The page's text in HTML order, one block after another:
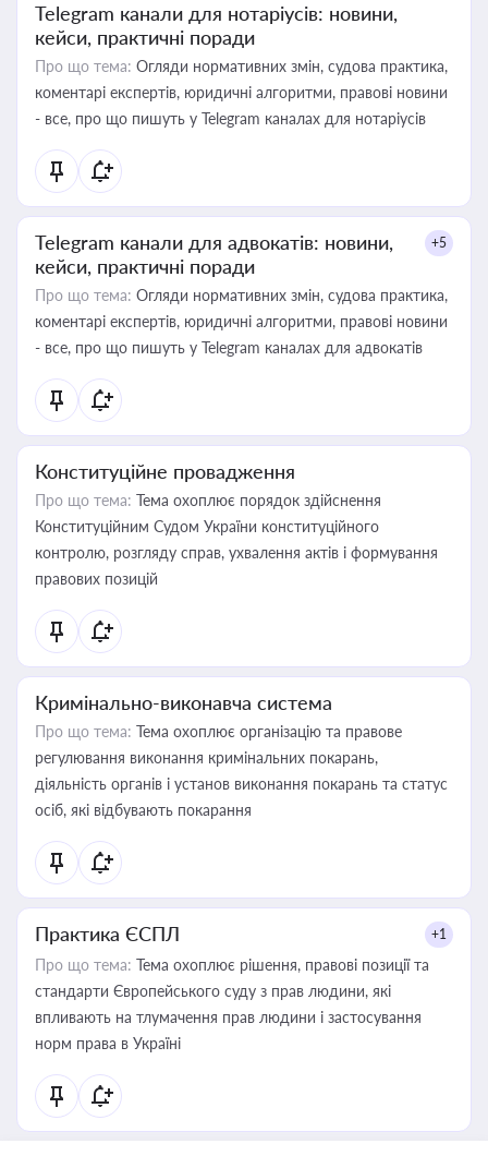
Telegram канали для нотаріусів: новини,
кейси, практичні поради
Про що тема: Огляди нормативних змін, судова практика,
коментарі експертів, юридичні алгоритми, правові новини
- все, про що пишуть у Telegram каналах для нотаріусів
Telegram канали для адвокатів: новини,
кейси, практичні поради
+5
Про що тема: Огляди нормативних змін, судова практика,
коментарі експертів, юридичні алгоритми, правові новини
- все, про що пишуть у Telegram каналах для адвокатів
Конституційне провадження
Про що тема: Тема охоплює порядок здійснення
Конституційним Судом України конституційного
контролю, розгляду справ, ухвалення актів і формування
правових позицій
Кримінально-виконавча система
Про що тема: Тема охоплює організацію та правове
регулювання виконання кримінальних покарань,
діяльність органів і установ виконання покарань та статус
осіб, які відбувають покарання
Практика ЄСПЛ +1
Про що тема: Тема охоплює рішення, правові позиції та
стандарти Європейського суду з прав людини, які
впливають на тлумачення прав людини і застосування
норм права в Україні